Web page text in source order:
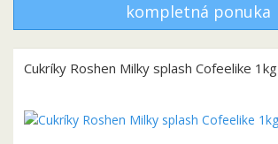
kompletná ponuka
Cukríky Roshen Milky splash Cofeelike 1kg